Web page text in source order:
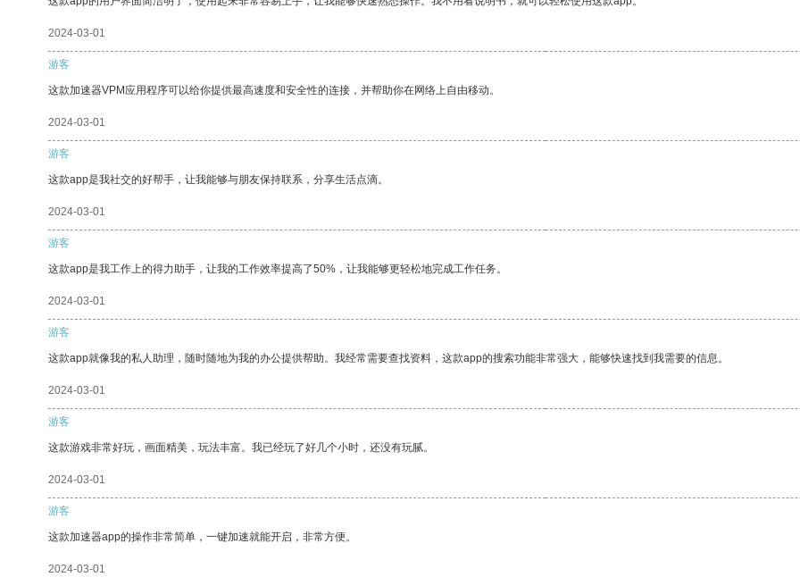
2024-03-01
游客
这款加速器VPM应用程序可以给你提供最高速度和安全性的连接，并帮助你在网络上自由移动。
2024-03-01
游客
这款app是我社交的好帮手，让我能够与朋友保持联系，分享生活点滴。
2024-03-01
游客
这款app是我工作上的得力助手，让我的工作效率提高了50%，让我能够更轻松地完成工作任务。
2024-03-01
游客
这款app就像我的私人助理，随时随地为我的办公提供帮助。我经常需要查找资料，这款app的搜索功能非常强大，能够快速找到我需要的信息。
2024-03-01
游客
这款游戏非常好玩，画面精美，玩法丰富。我已经玩了好几个小时，还没有玩腻。
2024-03-01
游客
这款加速器app的操作非常简单，一键加速就能开启，非常方便。
2024-03-01